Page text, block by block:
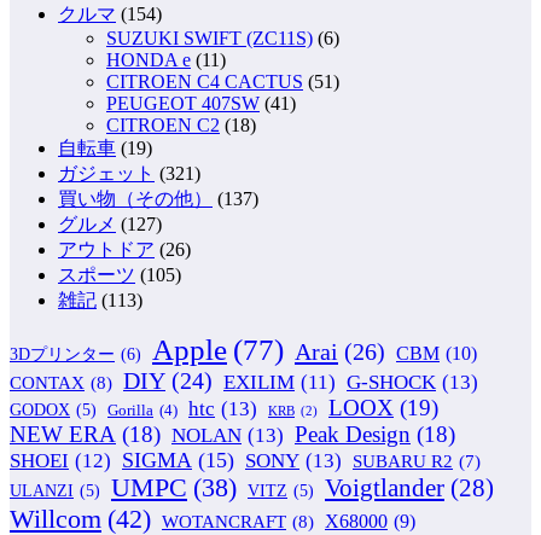
クルマ (154)
SUZUKI SWIFT (ZC11S) (6)
HONDA e (11)
CITROEN C4 CACTUS (51)
PEUGEOT 407SW (41)
CITROEN C2 (18)
自転車 (19)
ガジェット (321)
買い物（その他）
(137)
グルメ (127)
アウトドア (26)
スポーツ (105)
雑記 (113)
3Dプリンター (6) Apple (77) Arai (26) CBM (10)
CONTAX (8) DIY (24) EXILIM (11) G-SHOCK (13)
GODOX (5) Gorilla (4) htc (13) KRB (2) LOOX (19)
NEW ERA (18) NOLAN (13) Peak Design (18)
SHOEI (12) SIGMA (15) SONY (13) SUBARU R2 (7)
ULANZI (5) UMPC (38) VITZ (5) Voigtlander (28)
Willcom (42) WOTANCRAFT (8) X68000 (9)